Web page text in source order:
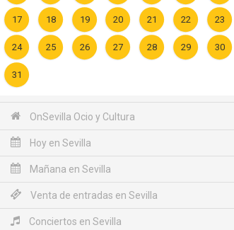
17 18 19 20 21 22 23
24 25 26 27 28 29 30
31
OnSevilla Ocio y Cultura
Hoy en Sevilla
Mañana en Sevilla
Venta de entradas en Sevilla
Conciertos en Sevilla